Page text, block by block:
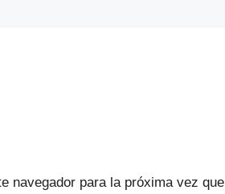
navegador para la próxima vez que